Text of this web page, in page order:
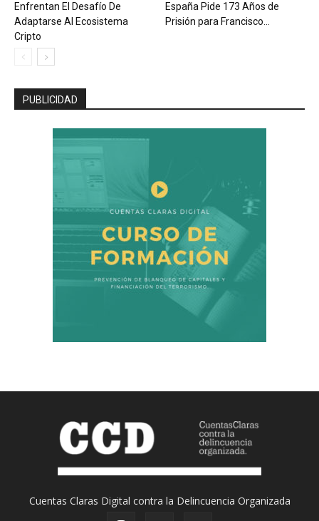
Enfrentan El Desafío De
Adaptarse Al Ecosistema
Cripto
España Pide 173 Años de
Prisión para Francisco...
PUBLICIDAD
Cuentas Claras Digital contra la Delincuencia Organizada